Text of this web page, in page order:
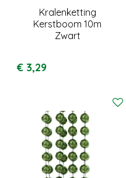
Kralenketting
Kerstboom 10m
Zwart
€ 3,29